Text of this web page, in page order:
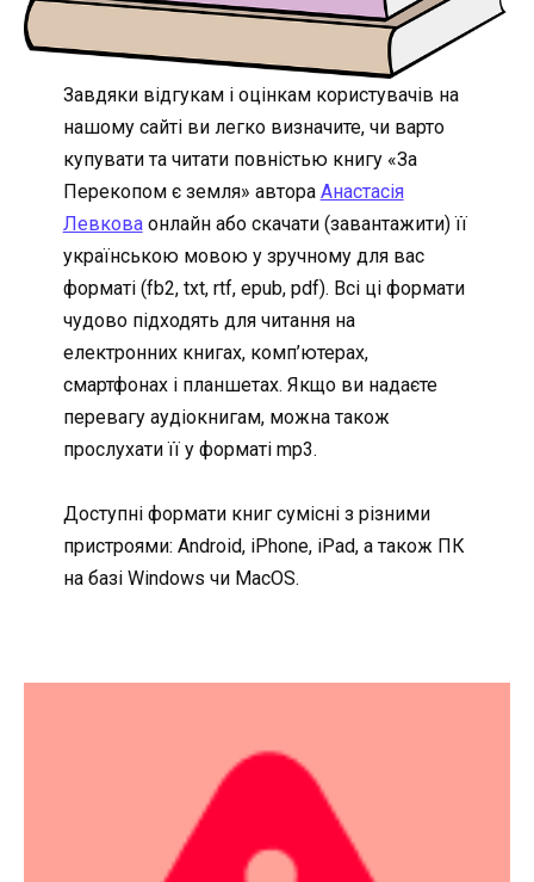
Завдяки відгукам і оцінкам користувачів на
нашому сайті ви легко визначите, чи варто
купувати та читати повністью книгу «За
Перекопом є земля» автора Анастасія
Левковаонлайн або скачати (завантажити) її
українською мовою у зручному для вас
форматі (fb2, txt, rtf, epub, pdf). Всі ці формати
чудово підходять для читання на
електронних книгах, комп’ютерах,
смартфонах і планшетах. Якщо ви надаєте
перевагу аудіокнигам, можна також
прослухати її у форматі mp3.
Доступні формати книг сумісні з різними
пристроями: Android, iPhone, iPad, а також ПК
на базі Windows чи MacOS.